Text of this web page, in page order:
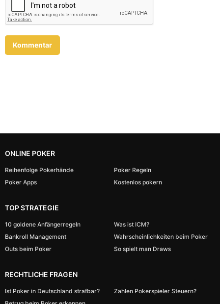
ONLINE POKER
Reihenfolge Pokerhände
Poker Apps
Poker Regeln
Kostenlos pokern
TOP STRATEGIE
10 goldene Anfängerregeln
Bankroll Management
Outs beim Poker
Was ist ICM?
Wahrscheinlichkeiten beim Poker
So spielt man Draws
RECHTLICHE FRAGEN
Ist Poker in Deutschland strafbar?
Zahlen Pokerspieler Steuern?